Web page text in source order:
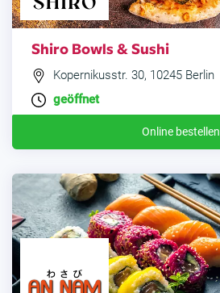
Shiro Bowls & Sushi
Kopernikusstr. 30, 10245 Berlin
geöffnet
Online bestellen